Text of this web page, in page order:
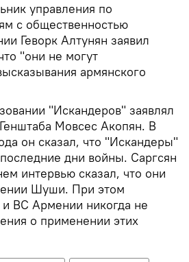
управления по
с общественностью
Геворк Алтунян заявил
"они не могут
армянского
"Искандеров" заявлял
Мовсес Акопян. В
он сказал, что "Искандеры"
дни войны. Саргсян
интервью сказал, что они
Шуши. При этом
ВС Армении никогда не
о применении этих